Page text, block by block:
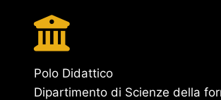
Polo Didattico
Dipartimento di Scienze della